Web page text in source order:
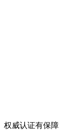
权威认证有保障